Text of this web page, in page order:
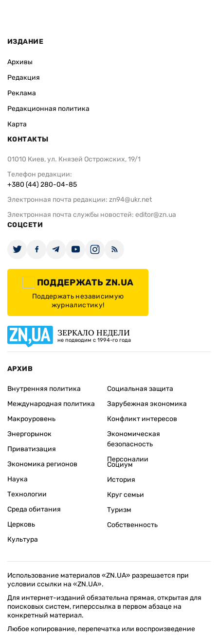
ИЗДАНИЕ
Архивы
Редакция
Реклама
Редакционная политика
Карта
КОНТАКТЫ
01010 Киев, ул. Князей Острожских, 19/1
Телефон редакции:
+380 (44) 280-04-85
Электронная почта редакции: zn94@ukr.net
Электронная почта службы новостей: editor@zn.ua
СОЦСЕТИ
ПОДДЕРЖАТЬ ZN.UA
Поддержать независимую
журналистику!
ЗЕРКАЛО НЕДЕЛИ
не подводим с 1994-го года
АРХИВ
Внутренняя политика
Международная политика
Макроуровень
Энергорынок
Приватизация
Экономика регионов
Социальная защита
Зарубежная экономика
Конфликт интересов
Экономическая
безопасность
Персоналии
Наука
Технологии
Среда обитания
Церковь
Культура
Социум
История
Круг семьи
Туризм
Собственность
Использование материалов «ZN.UA» разрешается при
условии ссылки на «ZN.UA».
Для интернет-изданий обязательна прямая, открытая для
поисковых систем, гиперссылка в первом абзаце на
конкретный материал.
Любое копирование, перепечатка или воспроизведение